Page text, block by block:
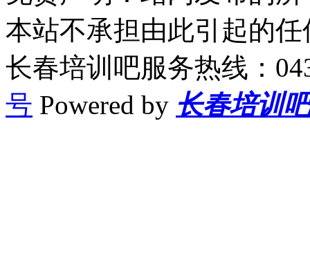
本站不承担由此引起的
长春培训吧服务热线：
号 Powered by 长春培训吧